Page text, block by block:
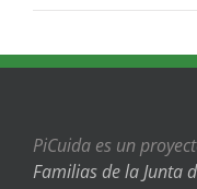
PiCuida es un
Familias de la Junta